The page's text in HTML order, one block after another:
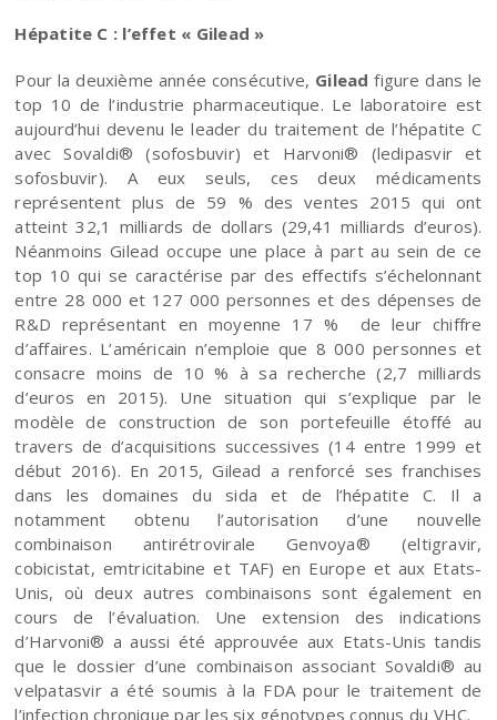
Hépatite C : l’effet « Gilead »
Pour la deuxième année consécutive, Gilead figure dans le
top 10 de l’industrie pharmaceutique. Le laboratoire est
aujourd’hui devenu le leader du traitement de l’hépatite C
avec Sovaldi® (sofosbuvir) et Harvoni® (ledipasvir et
sofosbuvir). A eux seuls, ces deux médicaments
représentent plus de 59 % des ventes 2015 qui ont
atteint 32,1 milliards de dollars (29,41 milliards d’euros).
Néanmoins Gilead occupe une place à part au sein de ce
top 10 qui se caractérise par des effectifs s’échelonnant
entre 28 000 et 127 000 personnes et des dépenses de
R&D représentant en moyenne 17 % de leur chiffre
d’affaires. L’américain n’emploie que 8 000 personnes et
consacre moins de 10 % à sa recherche (2,7 milliards
d’euros en 2015). Une situation qui s’explique par le
modèle de construction de son portefeuille étoffé au
travers de d’acquisitions successives (14 entre 1999 et
début 2016). En 2015, Gilead a renforcé ses franchises
dans les domaines du sida et de l’hépatite C. Il a
notamment obtenu l’autorisation d’une nouvelle
combinaison antirétrovirale Genvoya® (eltigravir,
cobicistat, emtricitabine et TAF) en Europe et aux Etats-
Unis, où deux autres combinaisons sont également en
cours de l’évaluation. Une extension des indications
d’Harvoni® a aussi été approuvée aux Etats-Unis tandis
que le dossier d’une combinaison associant Sovaldi® au
velpatasvir a été soumis à la FDA pour le traitement de
l’infection chronique par les six génotypes connus du VHC.